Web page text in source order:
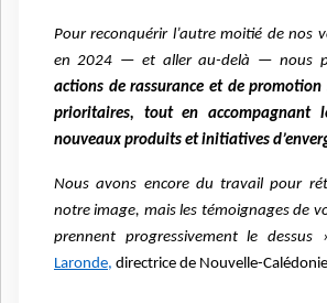
Pour reconquérir l’autre moitié de nos
en 2024 — et aller au-delà — nous
actions de rassurance et de promotion
prioritaires, tout en accompagnant
nouveaux produits et initiatives
Nous avons encore du travail pour
notre image, mais les témoignages de
prennent progressivement le dessus
Laronde, directrice de Nouvelle-